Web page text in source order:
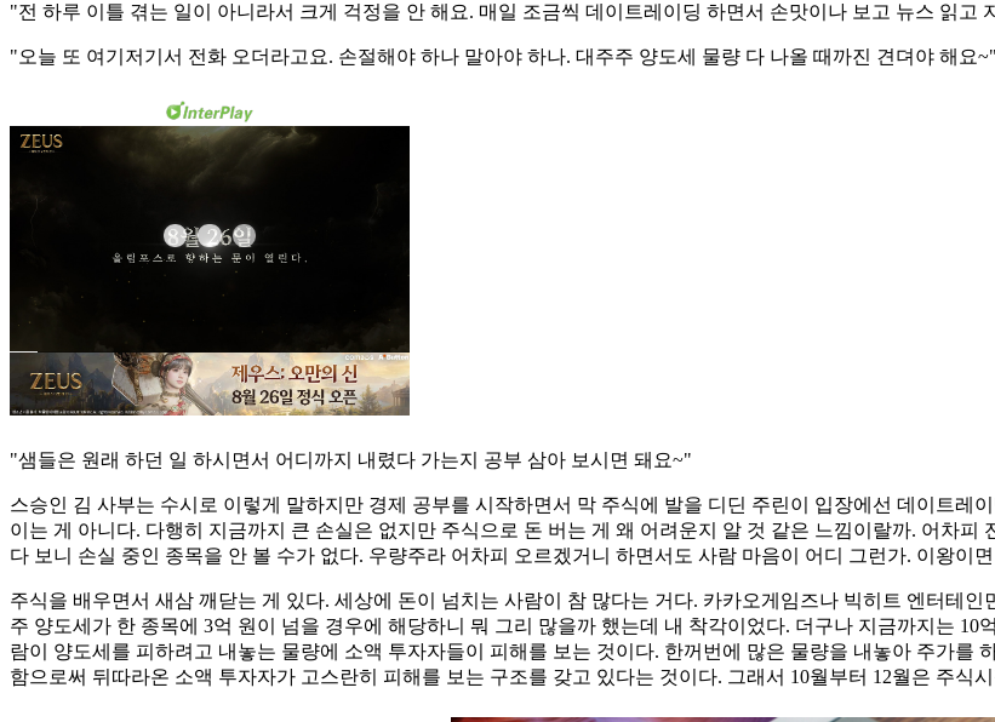
"전 하루 이틀 겪는 일이 아니라서 크게 걱정을 안 해요. 매일 조금씩 데이트레이딩 하면서 손맛이나 보고 뉴스 읽고
"오늘 또 여기저기서 전화 오더라고요. 손절해야 하나 말아야 하나. 대주주 양도세 물량 다 나올 때까진 견뎌야 해요~"
"샘들은 원래 하던 일 하시면서 어디까지 내렸다 가는지 공부 삼아 보시면 돼요~"
스승인 김 사부는 수시로 이렇게 말하지만 경제 공부를 시작하면서 막 주식에 발을 디딘 주린이 입장에선 데이트레
이는 게 아니다. 다행히 지금까지 큰 손실은 없지만 주식으로 돈 버는 게 왜 어려운지 알 것 같은 느낌이랄까. 어차
다 보니 손실 중인 종목을 안 볼 수가 없다. 우량주라 어차피 오르겠거니 하면서도 사람 마음이 어디 그런가. 이왕이
주식을 배우면서 새삼 깨닫는 게 있다. 세상에 돈이 넘치는 사람이 참 많다는 거다. 카카오게임즈나 빅히트 엔터테
주 양도세가 한 종목에 3억 원이 넘을 경우에 해당하니 뭐 그리 많을까 했는데 내 착각이었다. 더구나 지금까지는
람이 양도세를 피하려고 내놓는 물량에 소액 투자자들이 피해를 보는 것이다. 한꺼번에 많은 물량을 내놓아 주가를
함으로써 뒤따라온 소액 투자자가 고스란히 피해를 보는 구조를 갖고 있다는 것이다. 그래서 10월부터 12월은 주식